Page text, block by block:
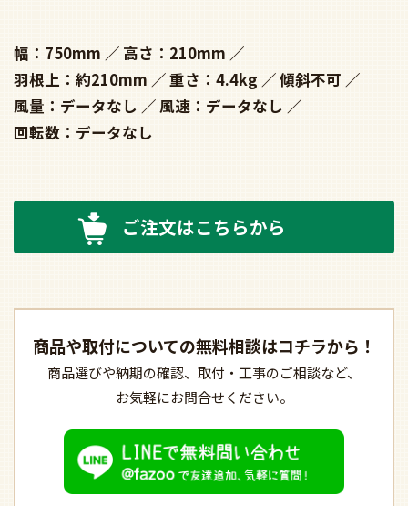
幅：750mm
高さ：210mm
羽根上：約210mm
重さ：4.4kg
傾斜不可
風量：データなし
風速：データなし
回転数：データなし
ご注文はこちらから
商品や取付についての無料相談はコチラから！
商品選びや納期の確認、 取付・工事のご相談など、
お気軽にお問合せください。